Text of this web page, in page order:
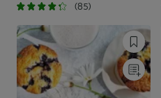
(85)